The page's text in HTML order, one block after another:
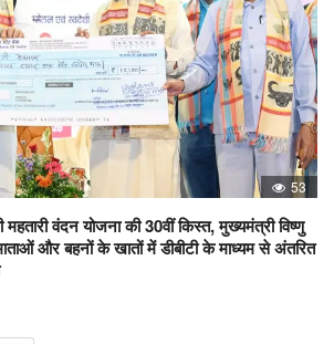
53
वंदन योजना की 30वीं किस्त, मुख्यमंत्री विष्णु
और बहनों के खातों में डीबीटी के माध्यम से अंतरित